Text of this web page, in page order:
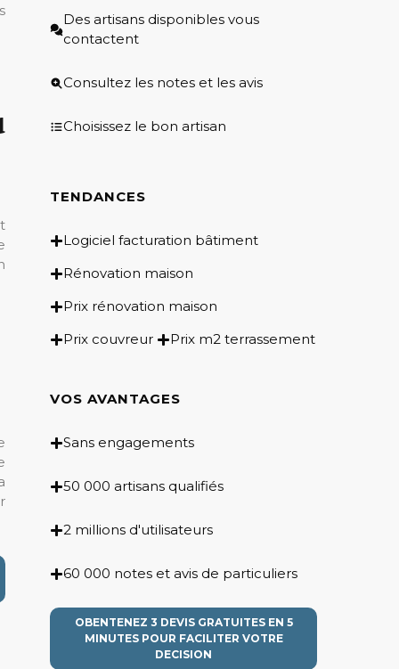
Des artisans disponibles vous
contactent
Consultez les notes et les avis
Choisissez le bon artisan
TENDANCES
Logiciel facturation bâtiment
Rénovation maison
Prix rénovation maison
Prix couvreur
Prix m2 terrassement
VOS AVANTAGES
Sans engagements
50 000 artisans qualifiés
2 millions d'utilisateurs
60 000 notes et avis de particuliers
OBENTENEZ 3 DEVIS GRATUITES EN 5
MINUTES POUR FACILITER VOTRE
DECISION